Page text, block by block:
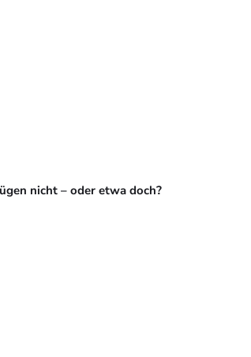
nicht – oder etwa doch?